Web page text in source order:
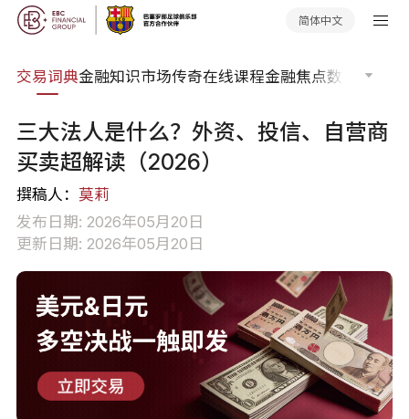
简体中文
交易词典金融知识市场传奇在线课程金融焦点数据报告
三大法人是什么？外资、投信、自营商
买卖超解读（2026）
撰稿人： 莫莉
发布日期: 2026年05月20日
更新日期: 2026年05月20日